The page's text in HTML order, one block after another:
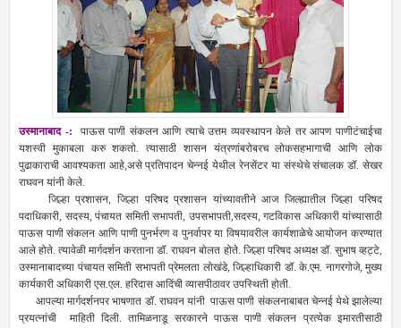
उस्मानाबाद -:
पाऊस पाणी संकलन आणि त्याचे उत्तम व्यवस्थापन केले तर आपण पाणीटंचाईचा
यशस्वी मुकाबला करु शकतो. त्यासाठी शासन यंत्रणांबरोबरच लोकसहभागाची आणि लोक
पुढाकाराची आवश्यकता आहे,असे प्रतिपादन चेन्नई येथील रेनसेंटर या संस्थेचे संचालक डॉ. सेखर
राघवन यांनी केले.
जिल्हा प्रशासन, जिल्हा परिषद प्रशासन यांच्यावतीने आज जिल्ह्यातील जिल्हा परिषद
पदाधिकारी, सदस्य, पंचायत समिती सभापती, उपसभापती,सदस्य, गटविकास अधिकारी यांच्यासाठी
पाऊस पाणी संकलन आणि पाणी पुनर्भरण व पुनर्वापर या विषयावरील कार्यशाळेचे आयोजन करण्यात
आले होते. त्यावेळी मार्गदर्शन करताना डॉ. राघवन बोलत होते. जिल्हा परिषद अध्यक्ष डॉ. सुभाष व्हट्टे,
उस्मानाबादच्या पंचायत समिती सभापती प्रेमलता लोखंडे, जिल्हाधिकारी डॉ. के.एम. नागरगोजे, मुख्य
कार्यकारी अधिकारी एस.एल. हरिदास आदिंची व्यासपीठावर उपस्थिती होती.
आपल्या मार्गदर्शनपर भाषणात डॉ. राघवन यांनी पाऊस पाणी संकलनाबाबत चेन्नई येथे झालेल्या
प्रयत्नांची माहिती दिली. तामिळनाडू सरकारने पाऊस पाणी संकलन प्रत्येक इमारतीसाठी